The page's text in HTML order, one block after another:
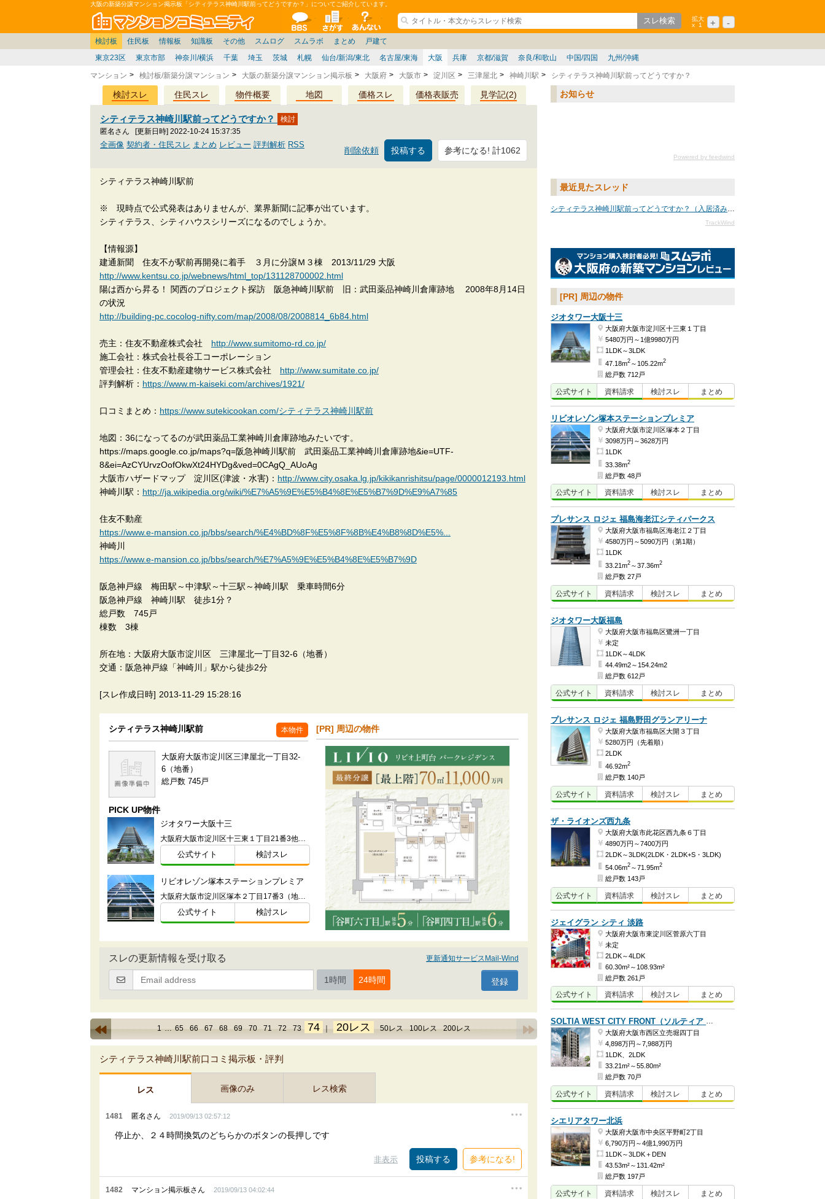
大阪の新築分譲マンション掲示板「シティテラス神崎川駅前ってどうですか？」についてご紹介しています。
マンションコミュニティ
全掲示板 物件検索 サイトについて
拡大
x
1 + -
検討板
東京23区
東京市部 神奈川/横浜 千葉 埼玉 茨城 札幌 仙台/新潟/東北 名古屋/東海 大阪 兵庫 京都/滋賀 奈良/和歌山 中国/四国 九州/沖縄
住民板
東京 神奈川 埼玉/千葉/関東 札幌/東北/北陸/信越 名古屋/東海 大阪/兵庫/京都/関西
情報板
価格表 スムログ出張所 暮らしやすさ評価 見学記
知識板
住宅ローン デベ/ゼネコン マンション雑談 マンション質問 住宅質問 管理会社/組合
その他
雑談 賃貸 移住相談 リゾート 広告 バトル 家具 ニュース 個人取引 政治
スムログ
お便り返し 座談会/対談 ブロガーの本音 マンション管理 ノウハウ 東京都 神奈川県
スムラボ
関東 中部 近畿 北海道 東北 中国 九州 その他 まとめ
東京都 神奈川県 千葉県 埼玉県 愛知県 大阪府 兵庫県 福岡県 戸建て
注文住宅 建売住宅 戸建質問 住宅設備
マンション 検討板/新築分譲マンション 大阪の新築分譲マンション掲示板 大阪府 大阪市 淀川区 三津屋北 神崎川駅 シティテラス神崎川駅前ってどうですか？
検討スレ 住民スレ 物件概要 地図 価格スレ 価格表販売 見学記(2)
シティテラス神崎川駅前ってどうですか？
匿名さん [更新日時] 2022-10-24 15:37:35
削除依頼 参考になる! 計1062
全画像 契約者・住民スレ まとめ レビュー 評判解析 RSS
シティテラス神崎川駅前
※ 現時点で公式発表はありませんが、業界新聞に記事が出ています。
シティテラス、シティハウスシリーズになるのでしょうか。
【情報源】
建通新聞 住友不が駅前再開発に着手 ３月に分譲Ｍ３棟 2013/11/29 大阪
http://www.kentsu.co.jp/webnews/html_top/131128700002.html
陽は西から昇る！ 関西のプロジェクト探訪 阪急神崎川駅前 旧：武田薬品神崎川倉庫跡地 2008年8月14日
の状況
http://building-pc.cocolog-nifty.com/map/2008/08/2008814_6b84.html
売主：住友不動産株式会社 http://www.sumitomo-rd.co.jp/
施工会社：株式会社長谷工コーポレーション
管理会社：住友不動産建物サービス株式会社 http://www.sumitate.co.jp/
評判解析： https://www.m-kaiseki.com/archives/1921/
口コミまとめ： https://www.sutekicookan.com/シティテラス神崎川駅前
地図：36になってるのが武田薬品工業神崎川倉庫跡地みたいです。
https://maps.google.co.jp/maps?q=阪急神崎川駅前 武田薬品工業神崎川倉庫跡地&ie=UTF-
8&ei=AzCYUrvzOofOkwXt24HYDg&ved=0CAgQ_AUoAg
大阪市ハザードマップ 淀川区(津波・水害)： http://www.city.osaka.lg.jp/kikikanrishitsu/page/0000012193.html
神崎川駅： http://ja.wikipedia.org/wiki/%E7%A5%9E%E5%B4%8E%E5%B7%9D%E9%A7%85
住友不動産
https://www.e-mansion.co.jp/bbs/search/%E4%BD%8F%E5%8F%8B%E4%B8%8D%E5%...
神崎川
https://www.e-mansion.co.jp/bbs/search/%E7%A5%9E%E5%B4%8E%E5%B7%9D
阪急神戸線 梅田駅～中津駅～十三駅～神崎川駅 乗車時間6分
阪急神戸線 神崎川駅 徒歩1分？
総戸数 745戸
棟数 3棟
所在地：大阪府大阪市淀川区 三津屋北一丁目32-6（地番）
交通：阪急神戸線「神崎川」駅から徒歩2分
[スレ作成日時] 2013-11-29 15:28:16
シティテラス神崎川駅前 本物件
大阪府大阪市淀川区三津屋北一丁目32-
6（地番）
総戸数 745戸
PICK UP物件
ジオタワー大阪十三
大阪府大阪市淀川区十三東１丁目21番3他（地番）ほか
公式サイト 検討スレ
リビオレゾン塚本ステーションプレミア
大阪府大阪市淀川区塚本２丁目17番3（地番）
公式サイト 検討スレ
[PR] 周辺の物件
スレの更新情報を受け取る 更新通知サービスMail-Wind
1時間 24時間
1 … 65 66 67 68 69 70 71 72 73 74 ｜ 20レス 50レス 100レス 200レス
シティテラス神崎川駅前口コミ掲示板・評判
レス 画像のみ レス検索
1481 匿名さん 2019/09/13 02:57:12
停止か、２４時間換気のどちらかのボタンの長押しです
非表示 参考になる!
1482 マンション掲示板さん 2019/09/13 04:02:44
お知らせ
Powered by feedwind
最近見たスレッド
シティテラス神崎川駅前ってどうですか？（入居済み・中古・賃貸）
TrackWind
[PR] 周辺の物件
ジオタワー大阪十三
大阪府大阪市淀川区十三東１丁目
5480万円～1億9980万円
1LDK～3LDK
47.18m2 ～105.22m2
総戸数 712戸
公式サイト 資料請求 検討スレ まとめ
リビオレゾン塚本ステーションプレミア
大阪府大阪市淀川区塚本２丁目
3098万円～3628万円
1LDK
33.38m2
総戸数 48戸
公式サイト 資料請求 検討スレ まとめ
プレサンス ロジェ 福島海老江シティパークス
大阪府大阪市福島区海老江２丁目
4580万円～5090万円（第1期）
1LDK
33.21m2 ～37.36m2
総戸数 27戸
公式サイト 資料請求 検討スレ まとめ
ジオタワー大阪福島
大阪府大阪市福島区鷺洲一丁目
未定
1LDK～4LDK
44.49m2～154.24m2
総戸数 612戸
公式サイト 資料請求 検討スレ まとめ
プレサンス ロジェ 福島野田グランアリーナ
大阪府大阪市福島区大開３丁目
5280万円（先着順）
2LDK
46.92m2
総戸数 140戸
公式サイト 資料請求 検討スレ まとめ
ザ・ライオンズ西九条
大阪府大阪市此花区西九条６丁目
4890万円～7400万円
2LDK～3LDK(2LDK・2LDK+S・3LDK)
54.06m2 ～71.95m2
総戸数 143戸
公式サイト 資料請求 検討スレ まとめ
ジェイグラン シティ 淡路
大阪府大阪市東淀川区菅原六丁目
未定
2LDK～4LDK
60.30m²～108.93m²
総戸数 261戸
公式サイト 資料請求 検討スレ まとめ
SOLTIA WEST CITY FRONT（ソルティア ウエストシティ フロント）
大阪府大阪市西区立売堀四丁目
4,898万円～7,988万円
1LDK、2LDK
33.21m²～55.80m²
総戸数 70戸
公式サイト 資料請求 検討スレ まとめ
シエリアタワー北浜
大阪府大阪市中央区平野町2丁目
6,790万円～4億1,990万円
1LDK～3LDK＋DEN
43.53m²～131.42m²
総戸数 197戸
公式サイト 資料請求 検討スレ まとめ